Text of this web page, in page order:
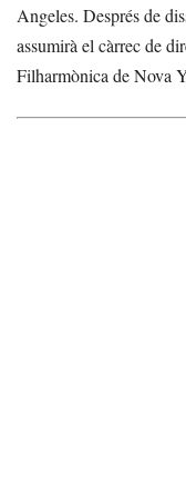
Angeles. Després de
assumirà el càrrec de
Filharmònica de Nova